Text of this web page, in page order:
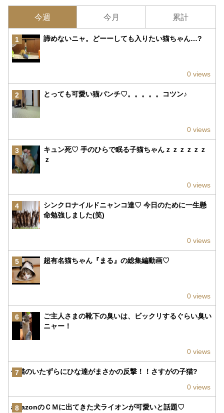
今週 今月 累計
1 諦めないニャ。どーーしても入りたい猫ちゃん…?
0 views
2 とっても可愛い猫パンチ♡。。。。。コツン♪
0 views
3
キュン死♡ 手のひらで眠る子猫ちゃんｚｚｚｚｚｚ
ｚ
0 views
4
シンクロナイルドニャンコ達♡ 今日のために一生懸
命勉強しました(笑)
0 views
5 超有名猫ちゃん『まる』の総集編動画♡
0 views
6
ご主人さまの靴下の臭いは、ビックリするぐらい臭い
ニャー！
0 views
7
子猫のいたずらにひな達がまさかの反撃！！さすがの子猫?
0 views
8
amazonのＣＭに出てきた犬ライオンが可愛いと話題♡